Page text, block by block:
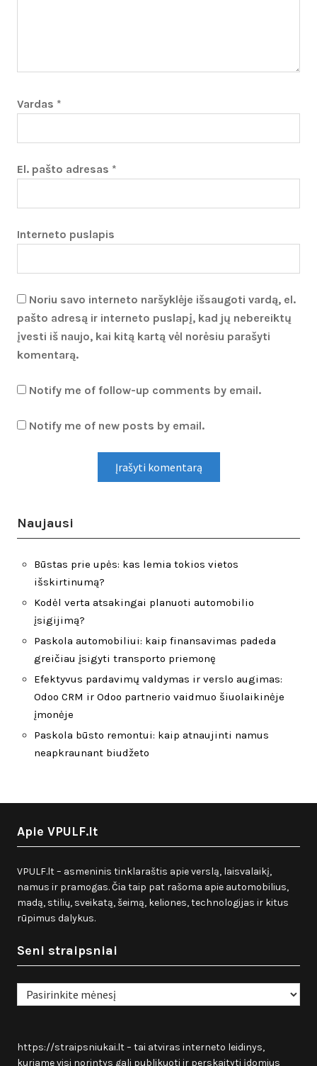
Vardas *
El. pašto adresas *
Interneto puslapis
Noriu savo interneto naršyklėje išsaugoti vardą, el.
pašto adresą ir interneto puslapį, kad jų nebereiktų
įvesti iš naujo, kai kitą kartą vėl norėsiu parašyti
komentarą.
Notify me of follow-up comments by email.
Notify me of new posts by email.
Naujausi
Būstas prie upės: kas lemia tokios vietos
išskirtinumą?
Kodėl verta atsakingai planuoti automobilio
įsigijimą?
Paskola automobiliui: kaip finansavimas padeda
greičiau įsigyti transporto priemonę
Efektyvus pardavimų valdymas ir verslo augimas:
Odoo CRM ir Odoo partnerio vaidmuo šiuolaikinėje
įmonėje
Paskola būsto remontui: kaip atnaujinti namus
neapkraunant biudžeto
Apie VPULF.lt
VPULF.lt – asmeninis tinklaraštis apie verslą, laisvalaikį,
namus ir pramogas. Čia taip pat rašoma apie automobilius,
madą, stilių, sveikatą, šeimą, keliones, technologijas ir kitus
rūpimus dalykus.
Seni straipsniai
Seni
straipsniai
https://straipsniukai.lt– tai atviras interneto leidinys,
kuriame visi norintys gali publikuoti ir perskaityti įdomius